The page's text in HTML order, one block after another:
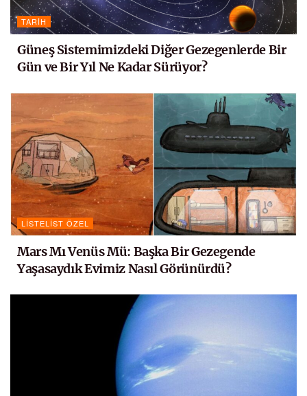
TARIH
Güneş Sistemimizdeki Diğer Gezegenlerde Bir
Gün ve Bir Yıl Ne Kadar Sürüyor?
LISTELIST ÖZEL
Mars Mı Venüs Mü: Başka Bir Gezegende
Yaşasaydık Evimiz Nasıl Görünürdü?